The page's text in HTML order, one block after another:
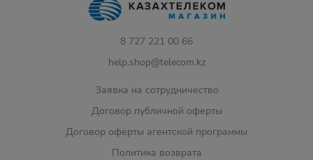
8 727 221 00 66
help.shop@telecom.kz
Заявка на сотрудничество
Договор публичной оферты
Договор оферты агентской программы
Политика возврата